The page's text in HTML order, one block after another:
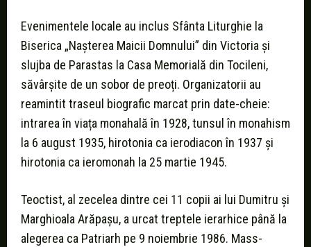
Evenimentele locale au inclus Sfânta Liturghie la
Biserica „Nașterea Maicii Domnului” din Victoria și
slujba de Parastas la Casa Memorială din Tocileni,
săvârșite de un sobor de preoți. Organizatorii au
reamintit traseul biografic marcat prin date-cheie:
intrarea în viața monahală în 1928, tunsul în monahism
la 6 august 1935, hirotonia ca ierodiacon în 1937 și
hirotonia ca ieromonah la 25 martie 1945.
Teoctist, al zecelea dintre cei 11 copii ai lui Dumitru și
Marghioala Arăpașu, a urcat treptele ierarhice până la
alegerea ca Patriarh pe 9 noiembrie 1986. Mass-